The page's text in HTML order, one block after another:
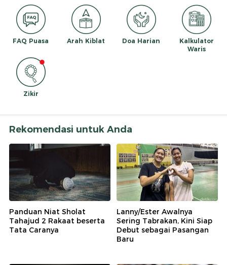
FAQ Puasa Arah Kiblat Doa Harian
Kalkulator
Waris
Zikir
Rekomendasi untuk Anda
Panduan Niat Sholat
Tahajud 2 Rakaat beserta
Tata Caranya
Lanny/Ester Awalnya
Sering Tabrakan, Kini Siap
Debut sebagai Pasangan
Baru